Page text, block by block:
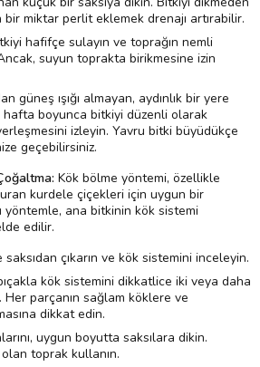
bir miktar perlit eklemek drenajı artırabilir.
hafifçe sulayın ve toprağın nemli
suyun toprakta birikmesine izin
güneş ışığı almayan, aydınlık bir yere
boyunca bitkiyi düzenli olarak
izleyin. Yavru bitki büyüdükçe
geçebilirsiniz.
Kök bölme yöntemi, özellikle
kurdele çiçekleri için uygun bir
ana bitkinin kök sistemi
edilir.
çıkarın ve kök sistemini inceleyin.
kök sistemini dikkatlice iki veya daha
parçanın sağlam köklere ve
dikkat edin.
uygun boyutta saksılara dikin.
toprak kullanın.